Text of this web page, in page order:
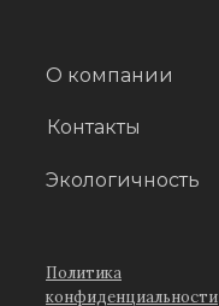
Политика
конфиденциальности
О компании
Контакты
Экологичность